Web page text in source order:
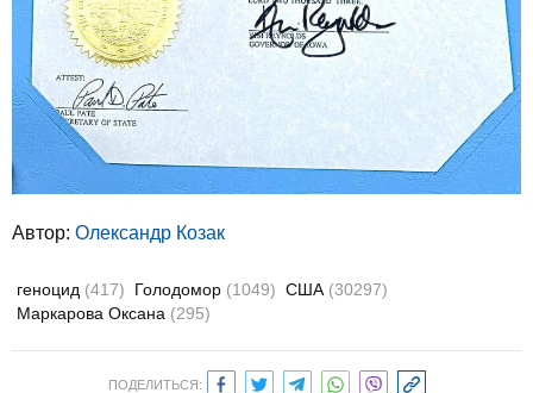
Автор: Олександр Козак
геноцид (417) Голодомор (1049) США (30297)
Маркарова Оксана (295)
ПОДЕЛИТЬСЯ: